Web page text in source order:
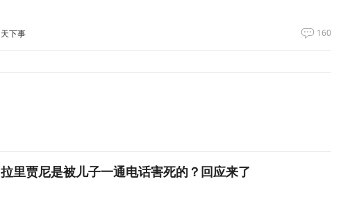
天下事 160
拉里贾尼是被儿子一通电话害死的？回应来了